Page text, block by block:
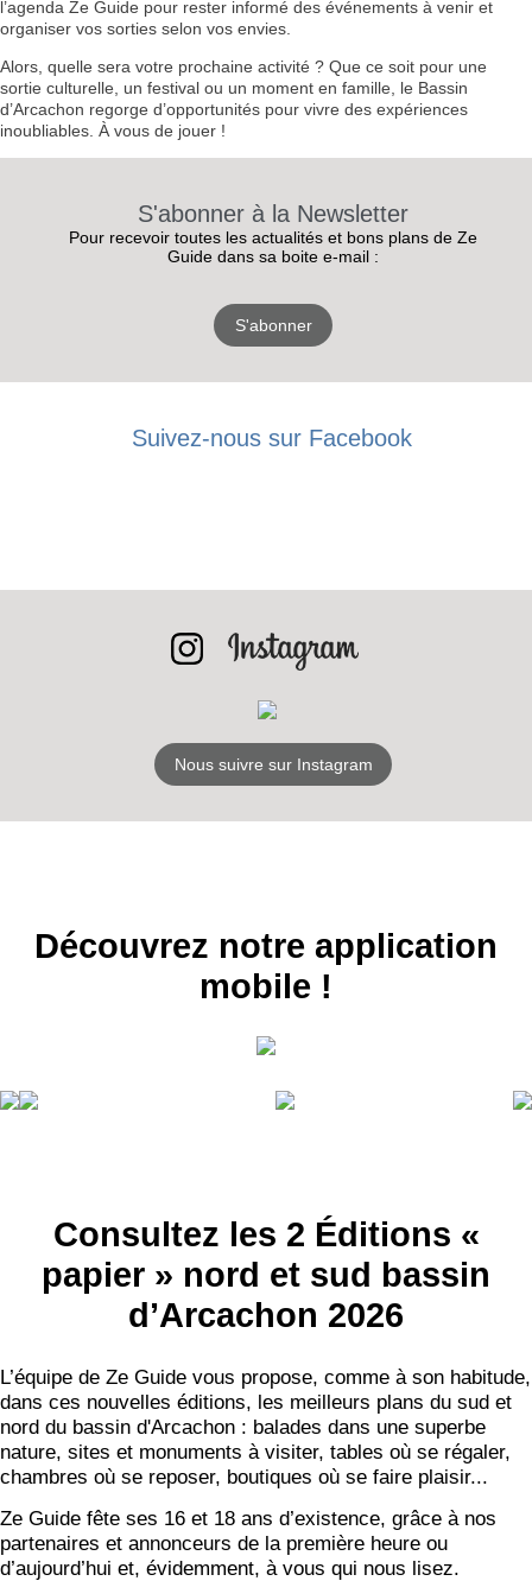
RECEVEZ
l’agenda Ze Guide pour rester informé des événements à venir et
organiser vos sorties selon vos envies.
Alors, quelle sera votre prochaine activité ? Que ce soit pour une
sortie culturelle, un festival ou un moment en famille, le Bassin
d’Arcachon regorge d’opportunités pour vivre des expériences
inoubliables. À vous de jouer !
S'abonner à la Newsletter
Pour recevoir toutes les actualités et bons plans de Ze
Guide dans sa boite e-mail :
S'abonner
Suivez-nous sur Facebook
Nous suivre sur Instagram
Découvrez notre application
mobile !
Consultez les 2 Éditions «
papier » nord et sud bassin
d’Arcachon 2026
L’équipe de Ze Guide vous propose, comme à son habitude,
dans ces nouvelles éditions, les meilleurs plans du sud et
nord du bassin d'Arcachon : balades dans une superbe
nature, sites et monuments à visiter, tables où se régaler,
chambres où se reposer, boutiques où se faire plaisir...
Ze Guide fête ses 16 et 18 ans d’existence, grâce à nos
partenaires et annonceurs de la première heure ou
d’aujourd’hui et, évidemment, à vous qui nous lisez.